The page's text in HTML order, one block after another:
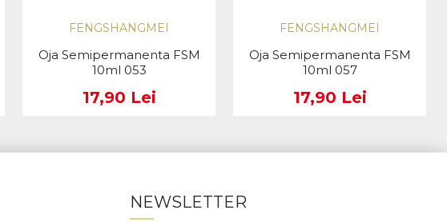
FENGSHANGMEI
Oja Semipermanenta FSM
10ml 053
17,90 Lei
FENGSHANGMEI
Oja Semipermanenta FSM
10ml 057
17,90 Lei
NEWSLETTER